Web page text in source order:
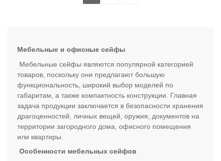
Мебельные и офисные сейфы
Мебельные сейфы являются популярной категорией
товаров, поскольку они предлагают большую
функциональность, широкий выбор моделей по
габаритам, а также компактность конструкции. Главная
задача продукции заключается в безопасности хранения
драгоценностей, личных вещей, оружия, документов на
территории загородного дома, офисного помещения
или квартиры.
Особенности мебельных сейфов